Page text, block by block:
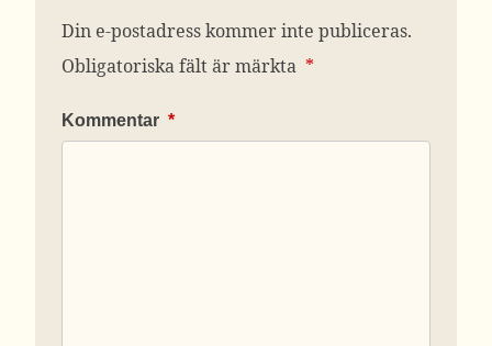
Din e-postadress kommer inte publiceras.
Obligatoriska fält är märkta *
Kommentar *